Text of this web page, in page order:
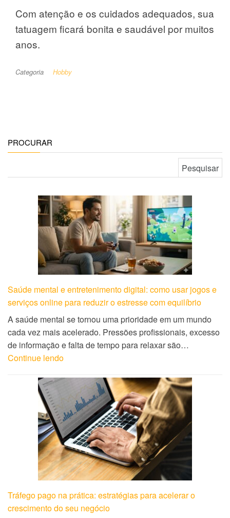
Com atenção e os cuidados adequados, sua
tatuagem ficará bonita e saudável por muitos
anos.
Categoria Hobby
PROCURAR
Saúde mental e entretenimento digital: como usar jogos e
serviços online para reduzir o estresse com equilíbrio
A saúde mental se tornou uma prioridade em um mundo
cada vez mais acelerado. Pressões profissionais, excesso
de informação e falta de tempo para relaxar são…
Continue lendo
Tráfego pago na prática: estratégias para acelerar o
crescimento do seu negócio